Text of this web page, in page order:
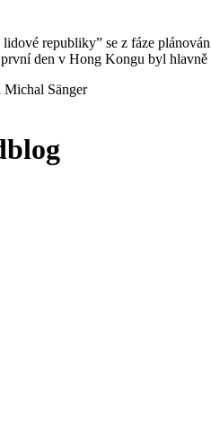
republiky” se z fáze
den v Hong Kongu byl
Michal Sänger